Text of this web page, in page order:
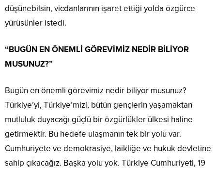
düşünebilsin, vicdanlarının işaret ettiği yolda özgürce
yürüsünler istedi.
“BUGÜN EN ÖNEMLİ GÖREVİMİZ NEDİR BİLİYOR
MUSUNUZ?”
Bugün en önemli görevimiz nedir biliyor musunuz?
Türkiye’yi, Türkiye’mizi, bütün gençlerin yaşamaktan
mutluluk duyacağı güçlü bir özgürlükler ülkesi haline
getirmektir. Bu hedefe ulaşmanın tek bir yolu var.
Cumhuriyete ve demokrasiye, laikliğe ve hukuk devletine
sahip çıkacağız. Başka yolu yok. Türkiye Cumhuriyeti, 19